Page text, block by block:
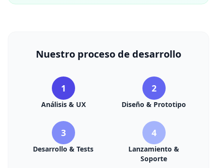
Nuestro proceso de desarrollo
1
Análisis & UX
2
Diseño & Prototipo
3
Desarrollo & Tests
4
Lanzamiento &
Soporte